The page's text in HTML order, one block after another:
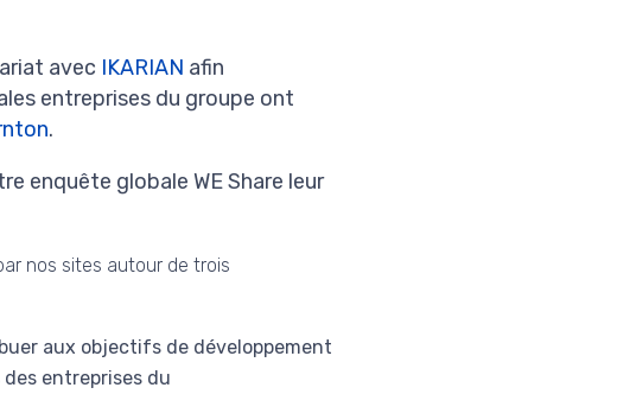
avec IKARIAN afin
entreprises du groupe ont
.
enquête globale WE Share leur
nos sites autour de trois
aux objectifs de développement
entreprises du